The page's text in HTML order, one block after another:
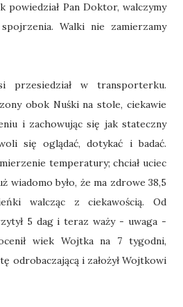
powiedział Pan Doktor, walczymy
Walki nie zamierzamy
przesiedział w transporterku.
obok Nuśki na stole, ciekawie
i zachowując się jak stateczny
się oglądać, dotykać i badać.
temperatury; chciał uciec
wiadomo było, że ma zdrowe 38,5
walcząc z ciekawością. Od
5 dag i teraz waży - uwaga -
wiek Wojtka na 7 tygodni,
odrobaczającą i założył Wojtkowi